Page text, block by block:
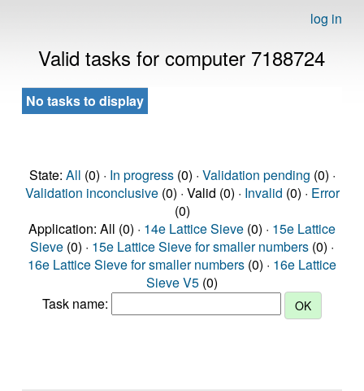
log in
Valid tasks for computer 7188724
No tasks to display
State: All (0) · In progress(0) · Validation pending (0) ·
Validation inconclusive(0) · Valid (0) · Invalid (0) · Error
(0)
Application: All (0) · 14e Lattice Sieve (0) · 15e Lattice
Sieve (0) · 15e Lattice Sieve for smaller numbers (0) ·
16e Lattice Sieve for smaller numbers (0) · 16e Lattice
Sieve V5 (0)
Task name: